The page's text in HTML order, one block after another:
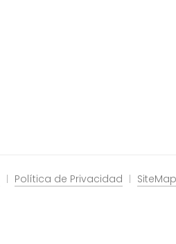
Política de Privacidad SiteMap